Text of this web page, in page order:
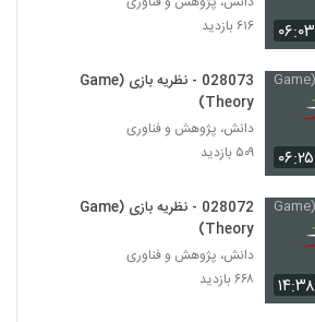
028035 - نظریه سیستم ها (Systems
Theory)
۴۴۰ بازدید
Theory)
Theory)
028038 - نظریه سیستم ها (Systems
Theory)
۴۵۶ بازدید
۰۶:۰۳
۶۱۶ بازدید
۰۶:۲۵
028073 - نظریه بازی (Game
Theory)
دانش، پژوهش و فناوری
۵۰۹ بازدید
۱۴:۳۸
028072 - نظریه بازی (Game
Theory)
دانش، پژوهش و فناوری
۶۶۸ بازدید